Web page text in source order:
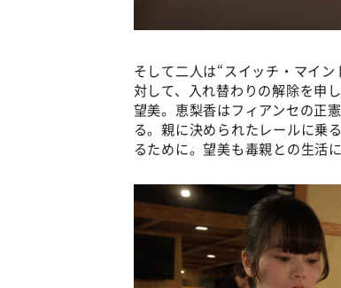
そして二人は“スイッチ・マイ
対して、入れ替わりの解除を申
望美。恵梨香はフィアンセの正
る。親に決められたレールに乗
るために。望美も毒親との生活